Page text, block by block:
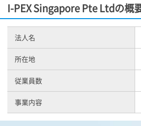
I-PEXSingapore Pte Ltdの概
法人名
所在地
従業員数
事業内容